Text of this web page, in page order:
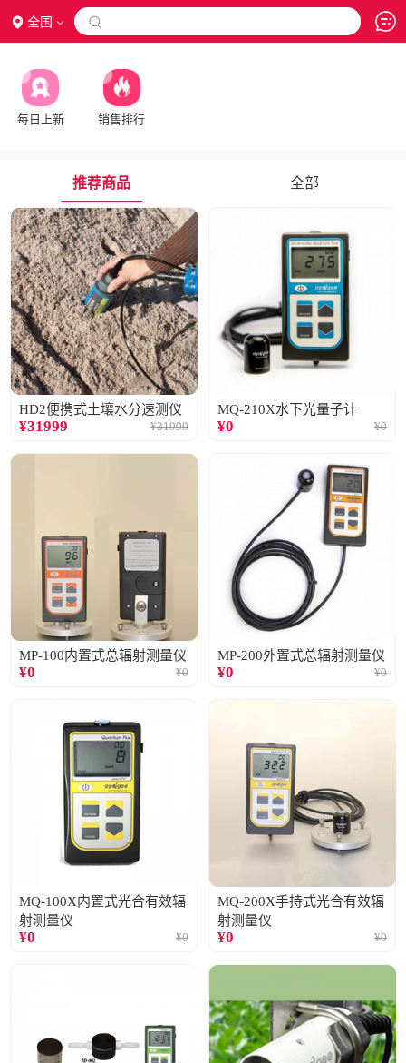
全国 
每日上新 销售排行
推荐商品 全部
HD2便携式土壤水分速测仪
¥31999 ¥31999
MQ-210X水下光量子计
¥0 ¥0
MP-100内置式总辐射测量仪
¥0 ¥0
MP-200外置式总辐射测量仪
¥0 ¥0
MQ-100X内置式光合有效辐
射测量仪
¥0 ¥0
MQ-200X手持式光合有效辐
射测量仪
¥0 ¥0